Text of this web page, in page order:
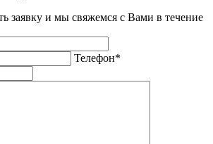
заявку и мы свяжемся с Вами в течение
Телефон*